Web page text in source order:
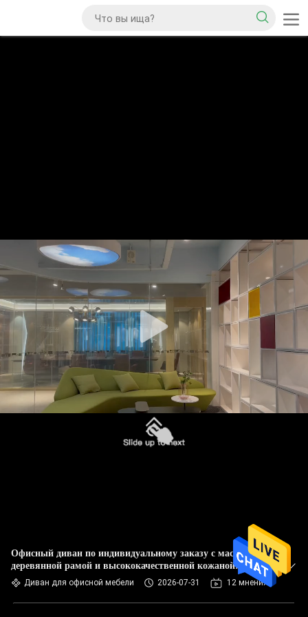
Офисный диван по индивидуальному заказу с массивной
деревянной рамой и высококачественной кожаной
оболочкой
Диван для офисной мебели 2026-07-31 12 мнения